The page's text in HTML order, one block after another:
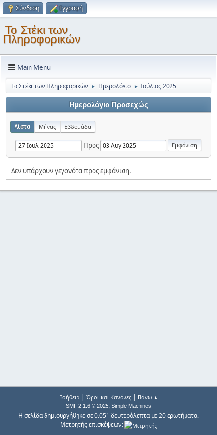
Σύνδεση Εγγραφή
Το Στέκι των
Πληροφορικών
Main Menu
Το Στέκι των Πληροφορικών ► Ημερολόγιο ► Ιούλιος 2025
Ημερολόγιο Προσεχώς
Λίστα Μήνας Εβδομάδα
Προς
Δεν υπάρχουν γεγονότα προς εμφάνιση.
Βοήθεια| Όροι και Κανόνες| Πάνω ▲
SMF 2.1.6 © 2025, Simple Machines
Η σελίδα δημιουργήθηκε σε 0.051 δευτερόλεπτα με 20 ερωτήματα.
Μετρητής επισκέψεων: